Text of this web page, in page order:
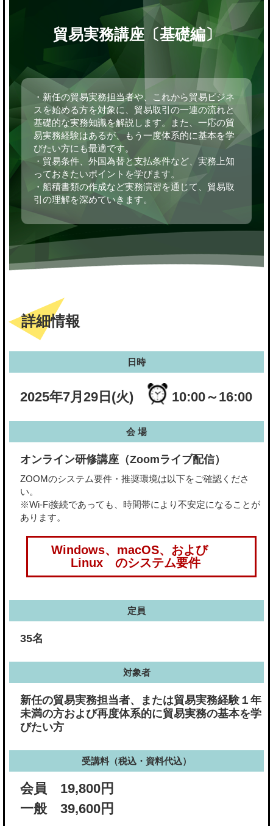
貿易実務講座〔基礎編〕
・新任の貿易実務担当者や、これから貿易ビジネ
スを始める方を対象に、貿易取引の一連の流れと
基礎的な実務知識を解説します。また、一応の貿
易実務経験はあるが、もう一度体系的に基本を学
びたい方にも最適です。
・貿易条件、外国為替と支払条件など、実務上知
っておきたいポイントを学びます。
・船積書類の作成など実務演習を通じて、貿易取
引の理解を深めていきます。
詳細情報
日時
2025年7月29日(火) 10:00～16:00
会 場
オンライン研修講座（Zoomライブ配信）
ZOOMのシステム要件・推奨環境は以下をご確認くださ
い。
※Wi-Fi接続であっても、時間帯により不安定になることが
あります。
Windows、macOS、および
Linux のシステム要件
定員
35名
対象者
新任の貿易実務担当者、または貿易実務経験１年
未満の方および再度体系的に貿易実務の基本を学
びたい方
受講料（税込・資料代込）
会員 19,800円
一般 39,600円